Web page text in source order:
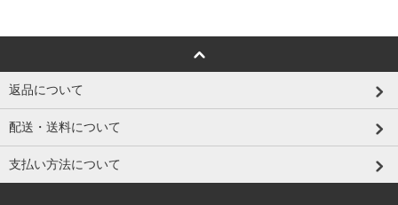
返品について
配送・送料について
支払い方法について